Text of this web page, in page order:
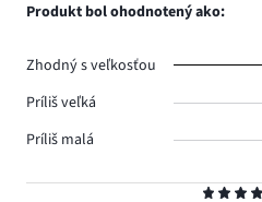
Produkt bol ohodnotený ako:
Zhodný s veľkosťou
Príliš veľká
Príliš malá